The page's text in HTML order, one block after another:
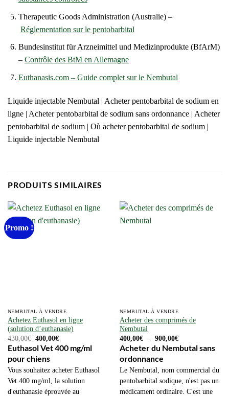
Therapeutic Goods Administration (Australie) –
Réglementation sur le pentobarbital
Bundesinstitut für Arzneimittel und Medizinprodukte (BfArM)
– Contrôle des BtM en Allemagne
Euthanasis.com – Guide complet sur le Nembutal
Liquide injectable Nembutal | Acheter pentobarbital de sodium en
ligne | Acheter pentobarbital de sodium sans ordonnance | Acheter
pentobarbital de sodium | Où acheter pentobarbital de sodium |
Liquide injectable Nembutal
PRODUITS SIMILAIRES
Promo !
NEMBUTAL À VENDRE
Achetez Euthasol en ligne
(solution d’euthanasie)
430,00€ Le
prix
initial
était :
430,00€.
400,00€Le
prix
actuel
Euthasol Vet 400 mg/ml
pour chiens
Vous souhaitez acheter Euthasol
Vet 400 mg/ml, la solution
d'euthanasie éprouvée au
NEMBUTAL À VENDRE
Acheter des comprimés de
Nembutal
400,00€ – 900,00€Plage
de
prix :
900,00€
Acheter du Nembutal sans
ordonnance
Le Nembutal, nom commercial du
pentobarbital sodique, n'est pas un
médicament ordinaire. C'est une